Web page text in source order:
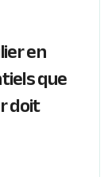
en
que
doit